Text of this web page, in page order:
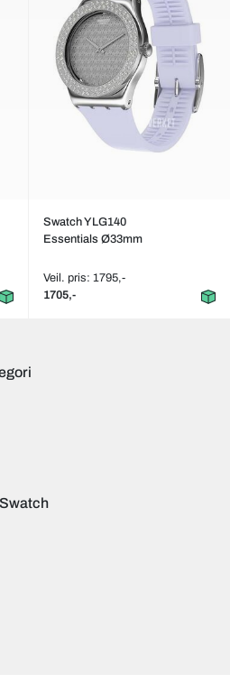
Swatch YLG140
Essentials Ø33mm
Veil. pris: 1795,-
1705,-